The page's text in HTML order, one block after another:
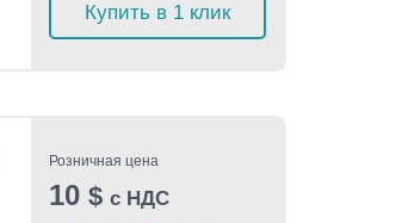
Купить в 1 клик
Розничная цена
10 $ с НДС